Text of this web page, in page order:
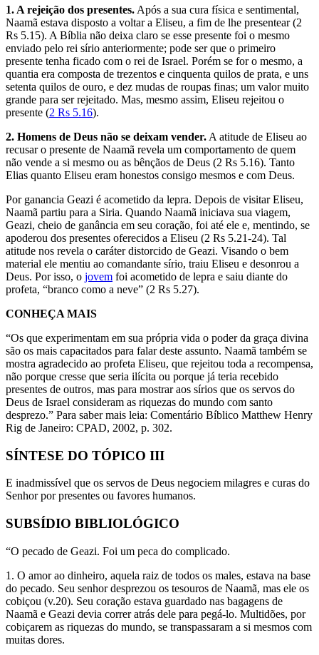
1. A rejeição dos presentes. Após a sua cura física e sentimental,
Naamã estava disposto a voltar a Eliseu, a fim de lhe presentear (2
Rs 5.15). A Bíblia não deixa claro se esse presente foi o mesmo
enviado pelo rei sírio anteriormente; pode ser que o primeiro
presente tenha ficado com o rei de Israel. Porém se for o mesmo, a
quantia era composta de trezentos e cinquenta quilos de prata, e uns
setenta quilos de ouro, e dez mudas de roupas finas; um valor muito
grande para ser rejeitado. Mas, mesmo assim, Eliseu rejeitou o
presente (2 Rs 5.16).
2. Homens de Deus não se deixam vender. A atitude de Eliseu ao
recusar o presente de Naamã revela um comportamento de quem
não vende a si mesmo ou as bênçãos de Deus (2 Rs 5.16). Tanto
Elias quanto Eliseu eram honestos consigo mesmos e com Deus.
Por ganancia Geazi é acometido da lepra. Depois de visitar Eliseu,
Naamã partiu para a Siria. Quando Naamã iniciava sua viagem,
Geazi, cheio de ganância em seu coração, foi até ele e, mentindo, se
apoderou dos presentes oferecidos a Eliseu (2 Rs 5.21-24). Tal
atitude nos revela o caráter distorcido de Geazi. Visando o bem
material ele mentiu ao comandante sírio, traiu Eliseu e desonrou a
Deus. Por isso, o jovem foi acometido de lepra e saiu diante do
profeta, “branco como a neve” (2 Rs 5.27).
CONHEÇA MAIS
“Os que experimentam em sua própria vida o poder da graça divina
são os mais capacitados para falar deste assunto. Naamã também se
mostra agradecido ao profeta Eliseu, que rejeitou toda a recompensa,
não porque cresse que seria ilícita ou porque já teria recebido
presentes de outros, mas para mostrar aos sírios que os servos do
Deus de Israel consideram as riquezas do mundo com santo
desprezo.” Para saber mais leia: Comentário Bíblico Matthew Henry
Rig de Janeiro: CPAD, 2002, p. 302.
SÍNTESE DO TÓPICO III
E inadmissível que os servos de Deus negociem milagres e curas do
Senhor por presentes ou favores humanos.
SUBSÍDIO BIBLIOLÓGICO
“O pecado de Geazi. Foi um peca do complicado.
1. O amor ao dinheiro, aquela raiz de todos os males, estava na base
do pecado. Seu senhor desprezou os tesouros de Naamã, mas ele os
cobiçou (v.20). Seu coração estava guardado nas bagagens de
Naamã e Geazi devia correr atrás dele para pegá-lo. Multidões, por
cobiçarem as riquezas do mundo, se transpassaram a si mesmos com
muitas dores.